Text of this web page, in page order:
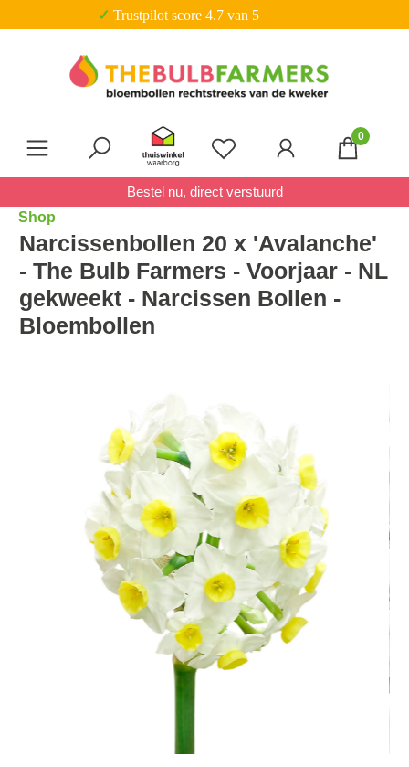
Ga naar de hoofdinhoud✓ Trustpilot score 4.7 van 5
Je hebt 0 items op je
0
Bestel nu, direct verstuurd
Shop
Narcissenbollen 20 x 'Avalanche'
- The Bulb Farmers - Voorjaar - NL
gekweekt - Narcissen Bollen -
Bloembollen